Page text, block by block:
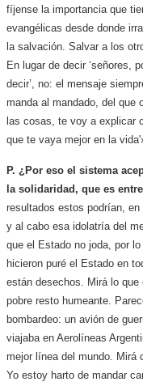
fíjense la importancia que
evangélicas desde donde
la salvación. Salvar a los
En lugar de decir ‘señores,
decir’, no: el mensaje
manda al mandado, del que
las cosas, te voy a explicar
que te vaya mejor en la
P. ¿Por eso el sistema
la solidaridad, que es
resultados estos podrían,
y al cabo esa idolatría del
que el Estado no joda, por
hicieron puré el Estado en
están desechos. Mirá lo
pobre resto humeante.
bombardeo: un avión de
viajaba en Aerolíneas
mejor línea del mundo. Mirá
Yo estoy harto de mandar